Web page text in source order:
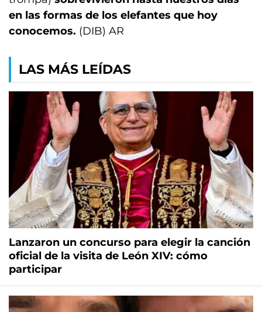
en las formas de los elefantes que hoy
conocemos. (DIB) AR
LAS MÁS LEÍDAS
Lanzaron un concurso para elegir la canción
oficial de la visita de León XIV: cómo
participar